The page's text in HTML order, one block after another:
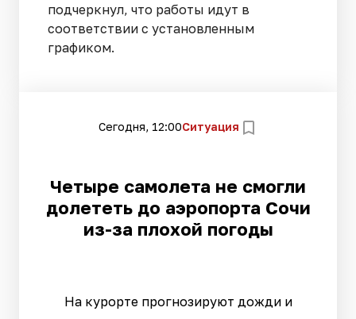
подчеркнул, что работы идут в
соответствии с установленным
графиком.
Сегодня, 12:00Ситуация
Четыре самолета не смогли
долететь до аэропорта Сочи
из-за плохой погоды
На курорте прогнозируют дожди и